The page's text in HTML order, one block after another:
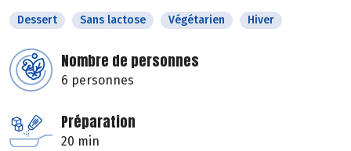
Dessert Sans lactose Végétarien Hiver
Nombre de personnes
6 personnes
Préparation
20 min